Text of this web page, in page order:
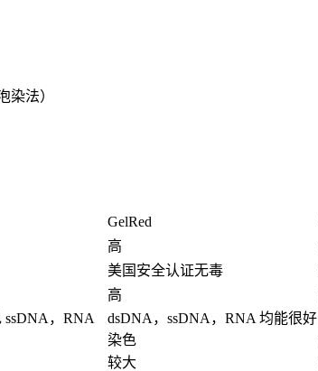
染法）
GelRed
高
美国安全认证无毒
高
ssDNA，RNA
dsDNA，ssDNA，RNA 均能很好
染色
较大